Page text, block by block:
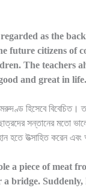
as the
future citizens of
The teachers
and great in life.
হিসেবে বিবেচিত।
সন্তানের মতো
হতে উত্সাহিত করেন
a piece of meat
a bridge. Suddenly,